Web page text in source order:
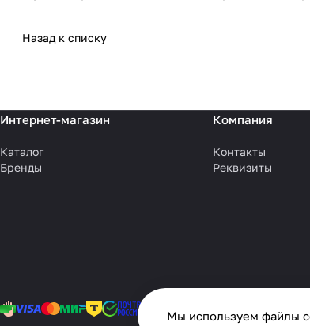
Назад к списку
Интернет-магазин
Каталог
Бренды
Компания
Контакты
Реквизиты
Мы используем файлы